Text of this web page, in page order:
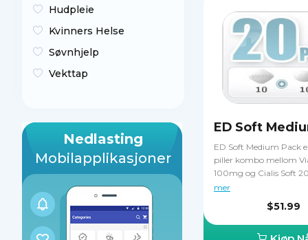
Hudpleie
Kvinners Helse
Søvnhjelp
Vekttap
Nedlasting
Mobilapplikasjoner
ED Soft Medium Pack
piller kombo mellom
100mg og Cialis Soft
hjelper deg å beholde
ereksjoner og ekstrem
sex. Disse er erektil
behandlende medisiner.
mer
$51.99